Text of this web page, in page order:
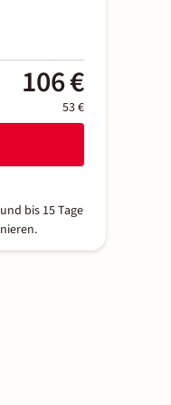
106 €
53 €
bis 15 Tage